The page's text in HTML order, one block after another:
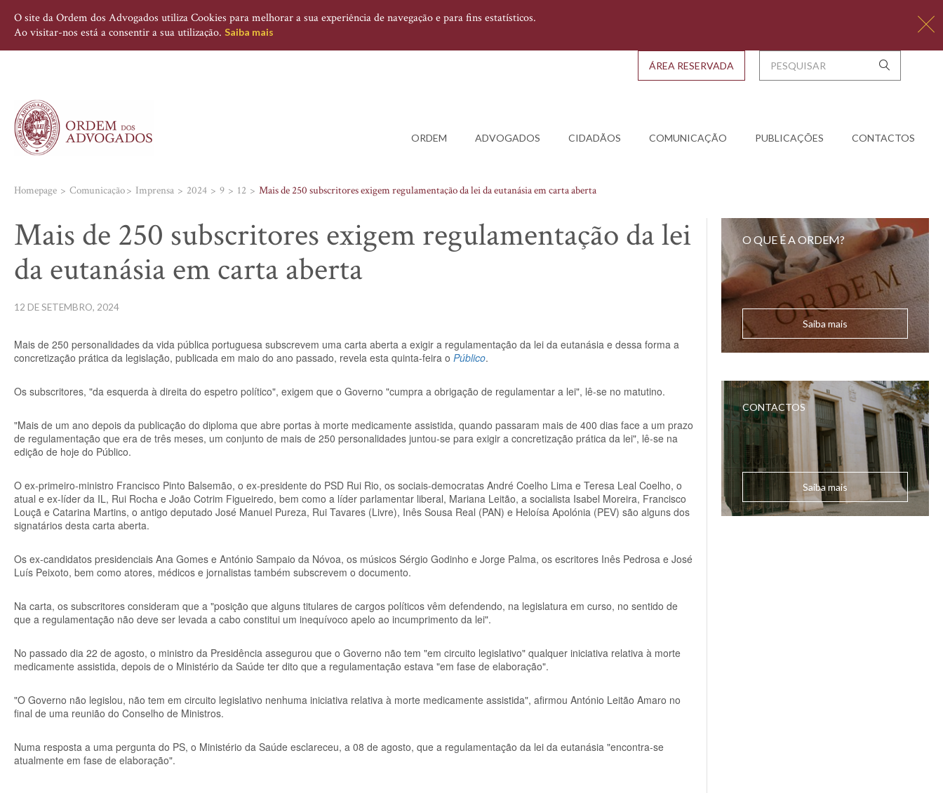
O site da Ordem dos Advogados utiliza Cookies para melhorar a sua experiência de navegação e para fins estatísticos.
Ao visitar-nos está a consentir a sua utilização. Saiba mais
ORDEM ADVOGADOS CIDADÃOS COMUNICAÇÃO PUBLICAÇÕES CONTACTOS
ÁREA RESERVADA
Homepage Comunicação Imprensa 2024 9 12 Mais de 250 subscritores exigem regulamentação da lei da eutanásia em carta aberta
Mais de 250 subscritores exigem regulamentação da lei
da eutanásia em carta aberta
12 DE SETEMBRO, 2024
Mais de 250 personalidades da vida pública portuguesa subscrevem uma carta aberta a exigir a regulamentação da lei da eutanásia e dessa forma a
concretização prática da legislação, publicada em maio do ano passado, revela esta quinta-feira o Público.
Os subscritores, "da esquerda à direita do espetro político", exigem que o Governo "cumpra a obrigação de regulamentar a lei", lê-se no matutino.
"Mais de um ano depois da publicação do diploma que abre portas à morte medicamente assistida, quando passaram mais de 400 dias face a um prazo
de regulamentação que era de três meses, um conjunto de mais de 250 personalidades juntou-se para exigir a concretização prática da lei", lê-se na
edição de hoje do Público.
O ex-primeiro-ministro Francisco Pinto Balsemão, o ex-presidente do PSD Rui Rio, os sociais-democratas André Coelho Lima e Teresa Leal Coelho, o
atual e ex-líder da IL, Rui Rocha e João Cotrim Figueiredo, bem como a líder parlamentar liberal, Mariana Leitão, a socialista Isabel Moreira, Francisco
Louçã e Catarina Martins, o antigo deputado José Manuel Pureza, Rui Tavares (Livre), Inês Sousa Real (PAN) e Heloísa Apolónia (PEV) são alguns dos
signatários desta carta aberta.
Os ex-candidatos presidenciais Ana Gomes e António Sampaio da Nóvoa, os músicos Sérgio Godinho e Jorge Palma, os escritores Inês Pedrosa e José
Luís Peixoto, bem como atores, médicos e jornalistas também subscrevem o documento.
Na carta, os subscritores consideram que a "posição que alguns titulares de cargos políticos vêm defendendo, na legislatura em curso, no sentido de
que a regulamentação não deve ser levada a cabo constitui um inequívoco apelo ao incumprimento da lei".
No passado dia 22 de agosto, o ministro da Presidência assegurou que o Governo não tem "em circuito legislativo" qualquer iniciativa relativa à morte
medicamente assistida, depois de o Ministério da Saúde ter dito que a regulamentação estava "em fase de elaboração".
"O Governo não legislou, não tem em circuito legislativo nenhuma iniciativa relativa à morte medicamente assistida", afirmou António Leitão Amaro no
final de uma reunião do Conselho de Ministros.
Numa resposta a uma pergunta do PS, o Ministério da Saúde esclareceu, a 08 de agosto, que a regulamentação da lei da eutanásia "encontra-se
atualmente em fase de elaboração".
O QUE É A ORDEM?
Saiba mais
CONTACTOS
Saiba mais